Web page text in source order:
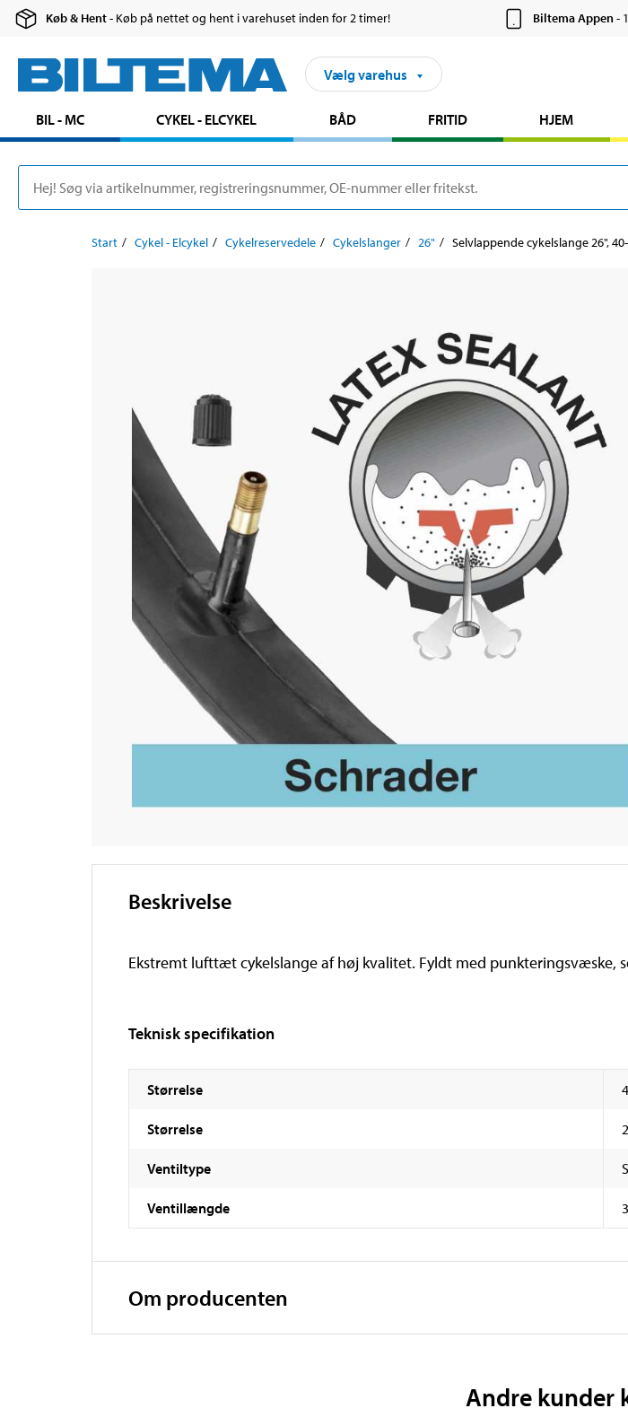
Køb & Hent- Køb på nettet og hent i varehuset inden for 2 timer! Biltema Appen-
Vælg varehus
BIL - MC CYKEL - ELCYKEL BÅD FRITID HJEM
Start Cykel - Elcykel Cykelreservedele Cykelslanger 26" Selvlappende cykelslange 26",
Beskrivelse
Ekstremt lufttæt cykelslange af høj kvalitet. Fyldt med punkteringsvæske,
Teknisk specifikation
Størrelse
Størrelse
Ventiltype
Ventillængde
Om producenten
Andre kunder